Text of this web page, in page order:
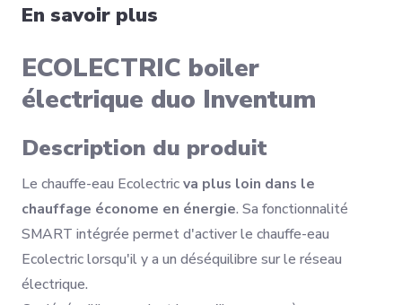
sanitaire Flamco
Voir le détail
En savoir plus
ECOLECTRIC boiler
électrique duo Inventum
Description du produit
Le chauffe-eau Ecolectricva plus loin dans le
chauffage économe en énergie. Sa fonctionnalité
SMART intégrée permet d'activer le chauffe-eau
Ecolectric lorsqu'il y a un déséquilibre sur le réseau
électrique.